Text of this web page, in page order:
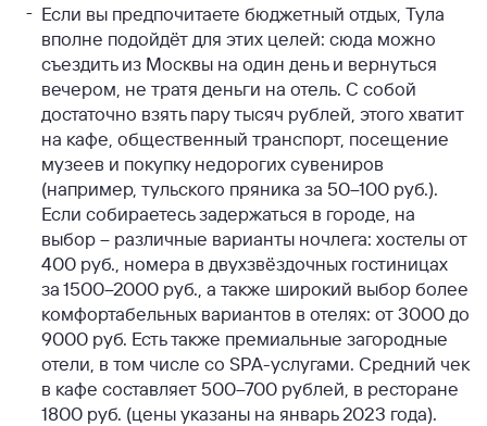
Если вы предпочитаете бюджетный отдых, Тула
вполне подойдёт для этих целей: сюда можно
съездить из Москвы на один день и вернуться
вечером, не тратя деньги на отель. С собой
достаточно взять пару тысяч рублей, этого хватит
на кафе, общественный транспорт, посещение
музеев и покупку недорогих сувениров
(например, тульского пряника за 50–100 руб.).
Если собираетесь задержаться в городе, на
выбор – различные варианты ночлега: хостелы от
400 руб., номера в двухзвёздочных гостиницах
за 1500–2000 руб., а также широкий выбор более
комфортабельных вариантов в отелях: от 3000 до
9000 руб. Есть также премиальные загородные
отели, в том числе со SPA-услугами. Средний чек
в кафе составляет 500–700 рублей, в ресторане
1800 руб. (цены указаны на январь 2023 года).